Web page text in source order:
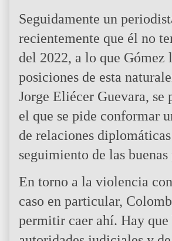
Seguidamente un
recientemente que él no
del 2022, a lo que Gómez
posiciones de esta
Jorge Eliécer Guevara, se
el que se pide conformar
de relaciones
seguimiento de las
En torno a la violencia
caso en particular,
permitir caer ahí. Hay que